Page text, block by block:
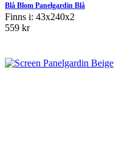
Blå Blom Panelgardin Blå
Finns i: 43x240x2
559 kr